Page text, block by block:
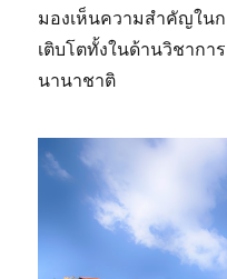
มองเห็นความสำคัญใน
เติบโตทั้งในด้านวิชากา
นานาชาติ